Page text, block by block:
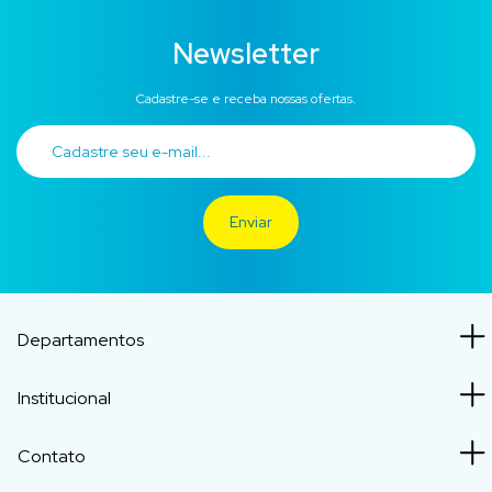
Newsletter
Cadastre-se e receba nossas ofertas.
Departamentos
Institucional
Contato